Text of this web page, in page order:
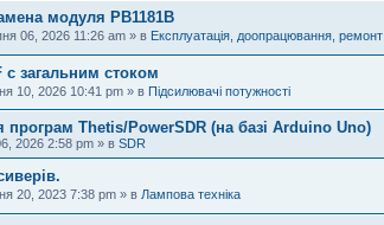
модуля PB1181B
06, 2026 11:26 am » в Експлуатація, доопрацювання, ремонт
с загальним стоком
10, 2026 10:41 pm » в Підсилювачі потужності
програм Thetis/PowerSDR (на базі Arduino Uno)
2026 2:58 pm » в SDR
20, 2023 7:38 pm » в Лампова техніка